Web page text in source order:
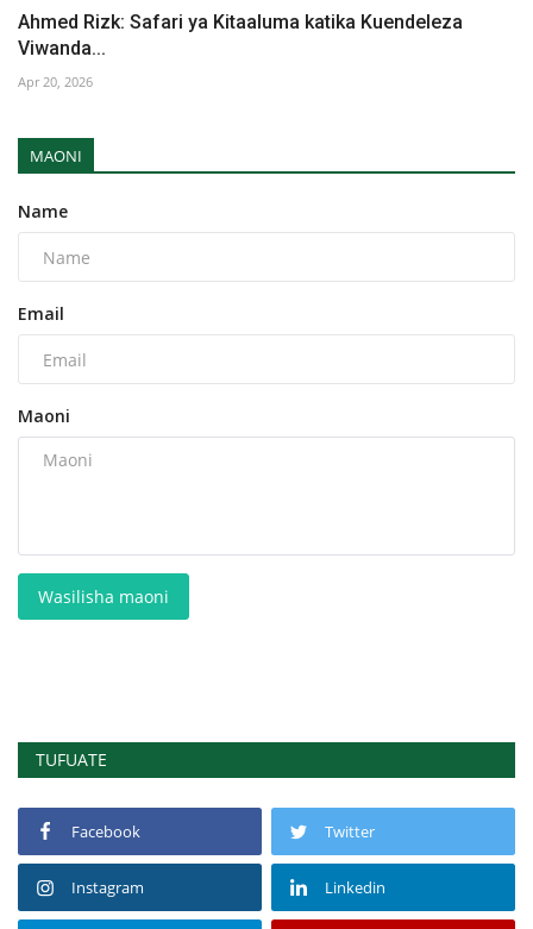
Ahmed Rizk: Safari ya Kitaaluma katika Kuendeleza
Viwanda...
Apr 20, 2026
MAONI
Name
Email
Maoni
Wasilisha maoni
TUFUATE
Facebook Twitter
Instagram Linkedin